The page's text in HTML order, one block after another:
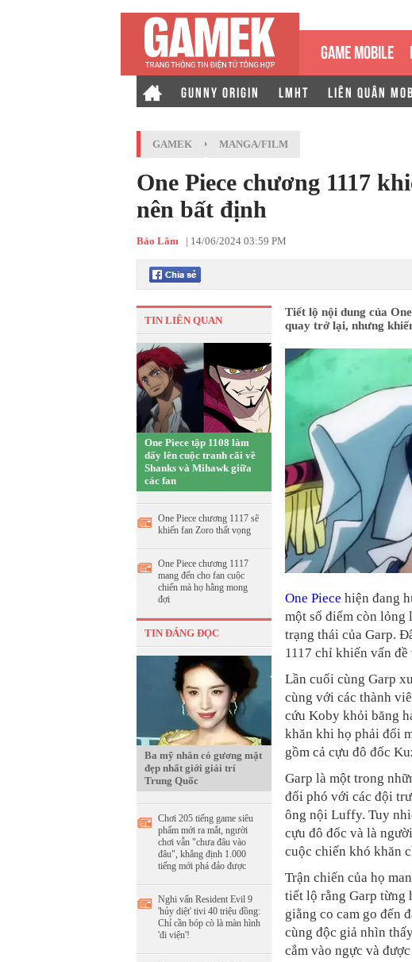
GAME MOBILE
GUNNY ORIGIN LMHT LIÊN QUÂN
GAMEK › MANGA/FILM
One Piece chương 1117
nên bất định
Bảo Lâm | 14/06/2024 03:59 PM
TIN LIÊN QUAN
One Piece tập 1108 làm
dấy lên cuộc tranh cãi về
Shanks và Mihawk giữa
các fan
One Piece chương 1117 sẽ
khiến fan Zoro thất vọng
One Piece chương 1117
mang đến cho fan cuộc
chiến mà họ hằng mong
đợi
TIN ĐÁNG ĐỌC
Ba mỹ nhân có gương mặt
đẹp nhất giới giải trí
Trung Quốc
Chơi 205 tiếng game siêu
phẩm mới ra mắt, người
chơi vẫn "chưa đâu vào
đâu", khẳng định 1.000
tiếng mới phá đảo được
Nghi vấn Resident Evil 9
'hủy diệt' tivi 40 triệu đồng:
Chỉ cần bóp cò là màn hình
'đi viện'!
Tiết lộ nội dung của
quay trở lại, nhưng
One Piece hiện đang
một số điểm còn lỏng
trạng thái của Garp.
1117 chỉ khiến vấn
Lần cuối cùng Garp
cùng với các thành
cứu Koby khỏi băng
khăn khi họ phải đối
gồm cả cựu đô đốc
Garp là một trong
đối phó với các đội
ông nội Luffy. Tuy
cựu đô đốc và là
cuộc chiến khó khăn
Trận chiến của họ
tiết lộ rằng Garp từng
giằng co cam go đến
cùng độc giả nhìn
cắm vào ngực và